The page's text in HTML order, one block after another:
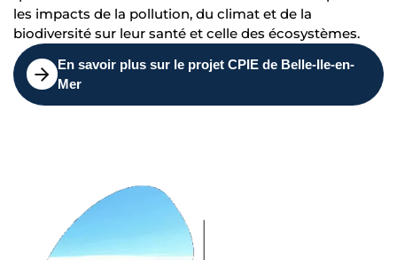
les impacts de la pollution, du climat et de la
biodiversité sur leur santé et celle des écosystèmes.
En savoir plus sur le projet CPIE de Belle-Ile-en-
Mer